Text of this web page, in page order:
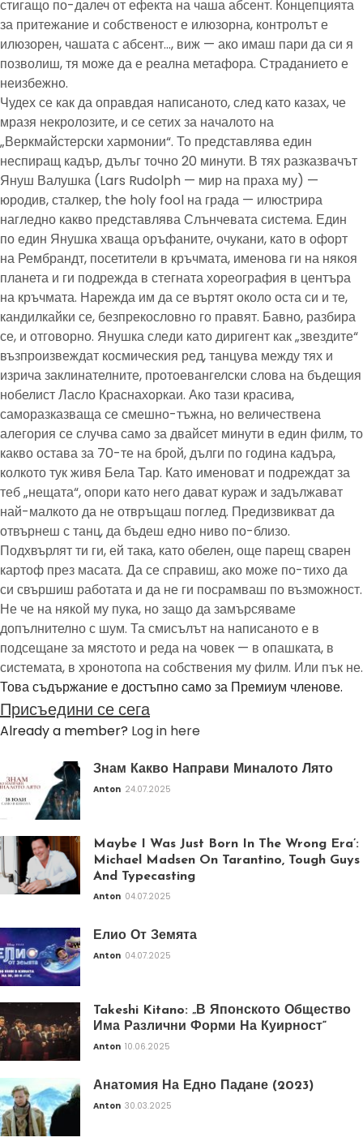
стигащо по-далеч от ефекта на чаша абсент. Концепцията
за притежание и собственост е илюзорна, контролът е
илюзорен, чашата с абсент…, виж — ако имаш пари да си я
позволиш, тя може да е реална метафора. Страданието е
неизбежно.
Чудех се как да оправдая написаното, след като казах, че
мразя некролозите, и се сетих за началото на
„Веркмайстерски хармонии“. То представлява един
неспиращ кадър, дълъг точно 20 минути. В тях разказвачът
Януш Валушка (Lars Rudolph — мир на праха му) —
юродив, сталкер, the holy fool на града — илюстрира
нагледно какво представлява Слънчевата система. Един
по един Янушка хваща оръфаните, очукани, като в офорт
на Рембрандт, посетители в кръчмата, именова ги на някоя
планета и ги подрежда в стегната хореография в центъра
на кръчмата. Нарежда им да се въртят около оста си и те,
кандилкайки се, безпрекословно го правят. Бавно, разбира
се, и отговорно. Янушка следи като диригент как „звездите“
възпроизвеждат космическия ред, танцува между тях и
изрича заклинателните, протоевангелски слова на бъдещия
нобелист Ласло Краснахоркаи. Ако тази красива,
саморазказваща се смешно-тъжна, но величествена
алегория се случва само за двайсет минути в един филм, то
какво остава за 70-те на брой, дълги по година кадъра,
колкото тук живя Бела Тар. Като именоват и подреждат за
теб „нещата“, опори като него дават кураж и задължават
най-малкото да не отвръщаш поглед. Предизвикват да
отвърнеш с танц, да бъдеш едно ниво по-близо.
Подхвърлят ти ги, ей така, като обелен, още парещ сварен
картоф през масата. Да се справиш, ако може по-тихо да
си свършиш работата и да не ги посрамваш по възможност.
Не че на някой му пука, но защо да замърсяваме
допълнително с шум. Та смисълът на написаното е в
подсещане за мястото и реда на човек — в опашката, в
системата, в хронотопа на собствения му филм. Или пък не.
Това съдържание е достъпно само за Премиум членове.
Присъедини се сега
Already a member? Log in here
Знам Какво Направи Миналото Лято
Anton 24.07.2025
Maybe I Was Just Born In The Wrong Era’:
Michael Madsen On Tarantino, Tough Guys
And Typecasting
Anton 04.07.2025
Елио От Земята
Anton 04.07.2025
Takeshi Kitano: „В Японското Общество
Има Различни Форми На Куирност“
Anton 10.06.2025
Анатомия На Едно Падане (2023)
Anton 30.03.2025